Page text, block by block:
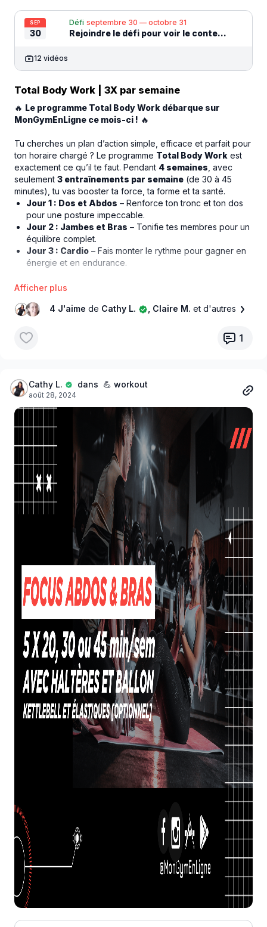
SEP
30
Défi septembre 30 — octobre 31
Rejoindre le défi pour voir le contenu
12 vidéos
Total Body Work | 3X par semaine
🔥 Le programme Total Body Work débarque sur
MonGymEnLigne ce mois-ci ! 🔥
Tu cherches un plan d’action simple, efficace et parfait pour
ton horaire chargé ? Le programme Total Body Work est
exactement ce qu’il te faut. Pendant 4 semaines , avec
seulement 3 entraînements par semaine (de 30 à 45
minutes), tu vas booster ta force, ta forme et ta santé.
Jour 1 : Dos et Abdos – Renforce ton tronc et ton dos
pour une posture impeccable.
Jour 2 : Jambes et Bras – Tonifie tes membres pour un
équilibre complet.
Jour 3 : Cardio – Fais monter le rythme pour gagner en
énergie et en endurance.
🍂Octobre, c’est le moment parfait pour se recentrer
soin de ton corps, booste ton énergie et sois prête à briller
Inscris-toi dès maintenant et rejoins une communauté qui te
4 J'aime de Cathy L. , Claire M. et d'autres
1
Cathy L. dans 💪 workout
août 28, 2024